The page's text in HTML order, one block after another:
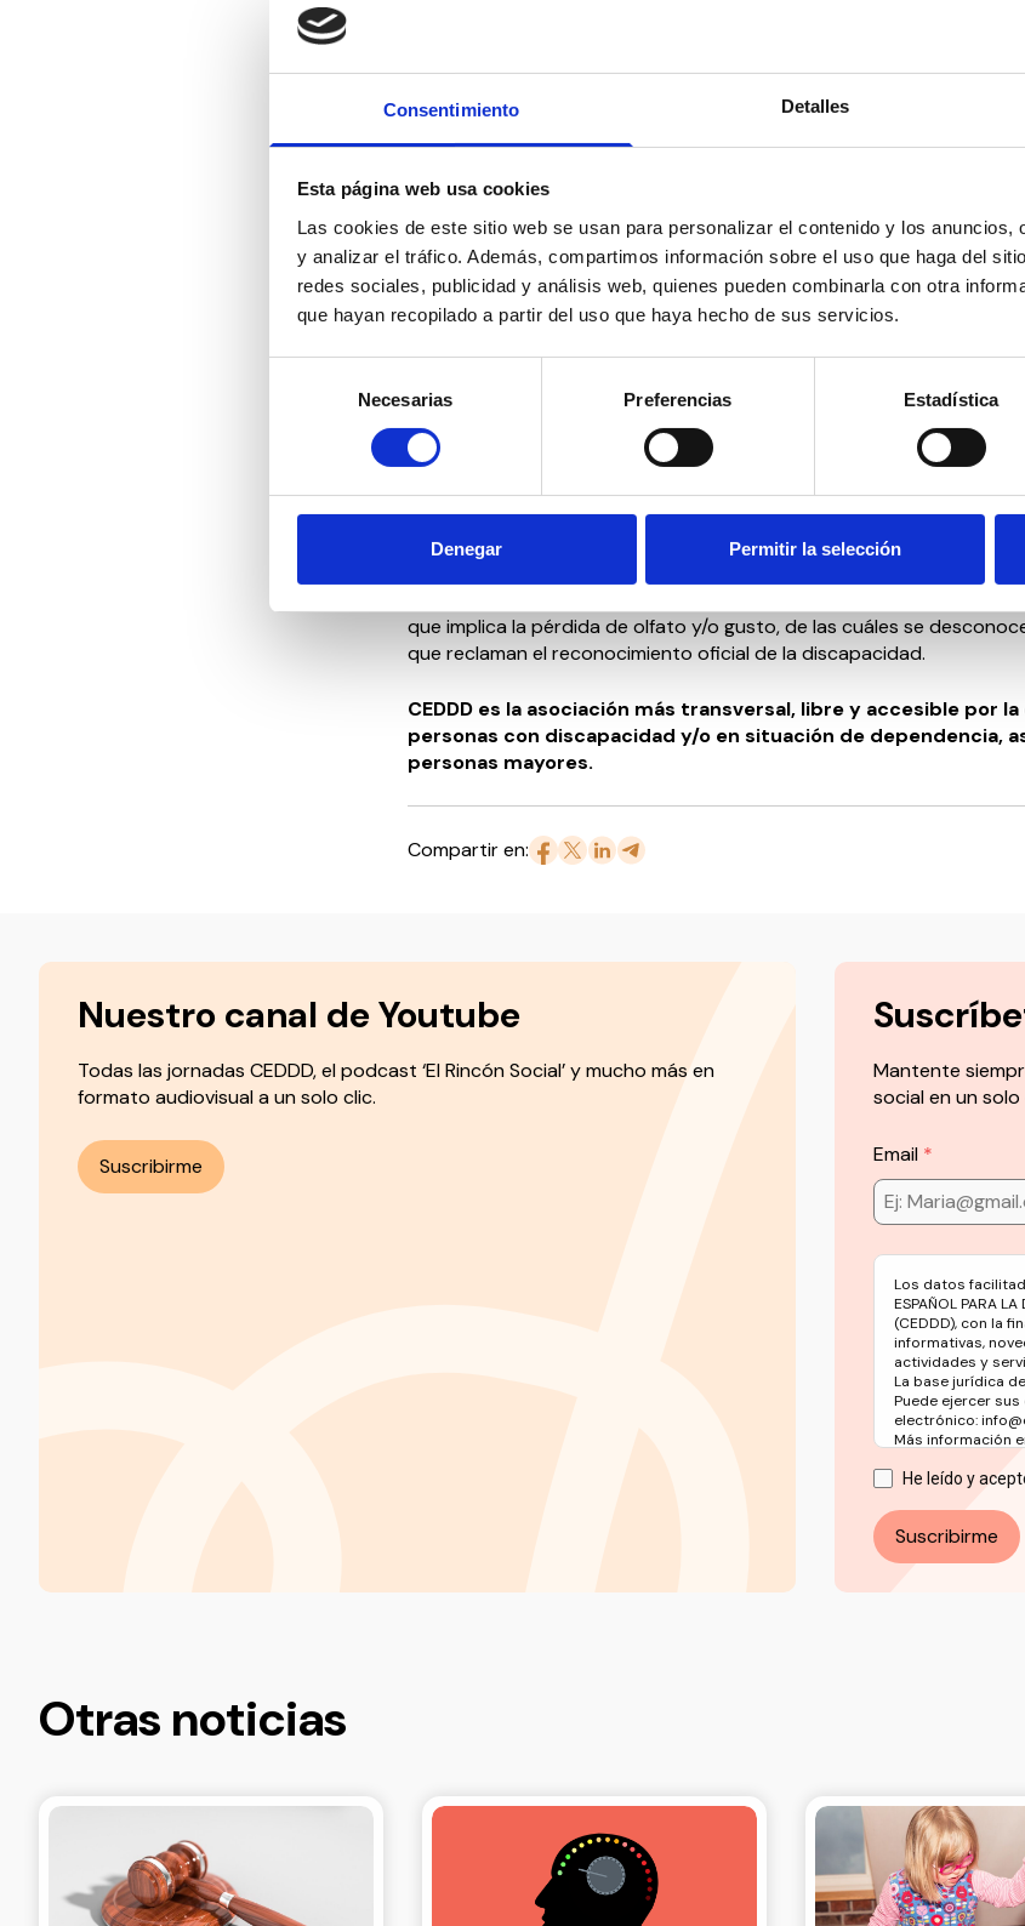
Consentimiento Detalles
Esta página web usa cookies
Las cookies de este sitio web se usan para personalizar el contenido y los anuncios,
y analizar el tráfico. Además, compartimos información sobre el uso que haga del
redes sociales, publicidad y análisis web, quienes pueden combinarla con otra
que hayan recopilado a partir del uso que haya hecho de sus servicios.
consentimiento
Necesarias Preferencias Estadística
Denegar Permitir la selección
la eliminación de cuantas barreras legales, sociales y materiales
progresiva integración social y laboral de las personas son
restantes personas con discapacidad, a fin de conseguir mejorar
de todo el colectivo.
El presidente de CEDDD, Albert Campabadal, califica esta adhesión
en la lucha por los derechos de las personas con discapacidad,
que tienen discapacidad visual” y auguró la puesta en marcha de
prometedoras con el apoyo de PUEDO.
En la misma línea, Ricardo Gayol, presidente de PUEDO, manifestó su
alianza con CEDDD y mostró su disposición “a ponernos a trabajar
calidad de vida a las personas con baja visión, cuyas necesidades no
atendidas desde ningún ámbito”.
Además de la discapacidad visual, el Consejo Sectorial de
que implica la pérdida de olfato y/o gusto, de las cuáles se
que reclaman el reconocimiento oficial de la discapacidad.
CEDDD es la asociación más transversal, libre y accesible por
personas con discapacidad y/o en situación de dependencia,
personas mayores.
Compartir en:
Nuestro canal de Youtube
Todas las jornadas CEDDD, el podcast ‘El Rincón Social’ y mucho más en
formato audiovisual a un solo clic.
Suscribirme
Mantente
social en un solo
Email
Los datos
ESPAÑOL PARA
(CEDDD), con la
informativas,
actividades y
La base jurídica
Puede ejercer
electrónico:
Más información
He leído y
Suscribirme
Otras noticias